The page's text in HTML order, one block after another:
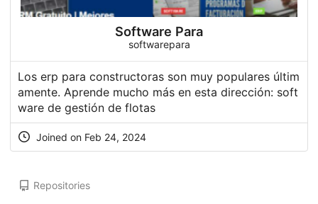
Software Para
softwarepara
Los erp para constructoras son muy populares últim
amente. Aprende mucho más en esta dirección: soft
ware de gestión de flotas
Joined on Feb 24, 2024
Repositories